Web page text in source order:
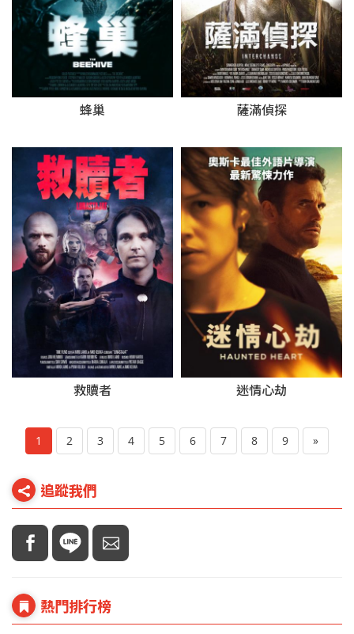
蜂巢 薩滿偵探
救贖者 迷情心劫
1 2 3 4 5 6 7 8 9 »
追蹤我們
熱門排行榜